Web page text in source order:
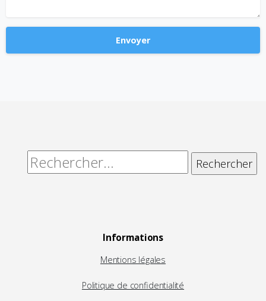
Rechercher :
Informations
Mentions légales
Politique de confidentialité